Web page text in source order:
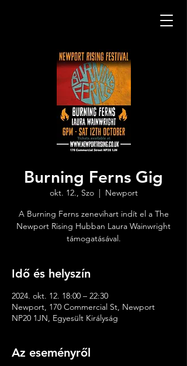
Burning Ferns Gig
okt. 12., Szo
  |
Newport
A Burning Ferns zenevihart indít el a The
Newport Rising Hubban Laura Wainwright
támogatásával.
Idő és helyszín
2024. okt. 12. 18:00 – 22:30
Newport, 170 Commercial St, Newport
NP20 1JN, Egyesült Királyság
Az eseményről